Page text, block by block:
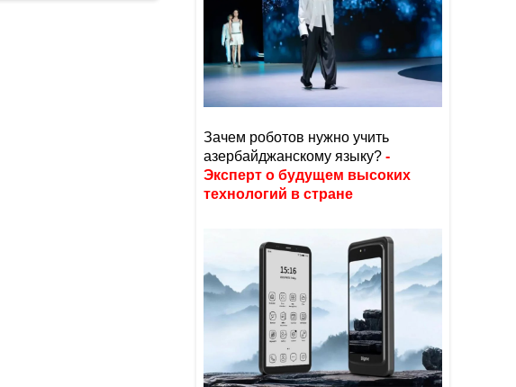
Зачем роботов нужно учить
азербайджанскому языку? -
Эксперт о будущем высоких
технологий в стране